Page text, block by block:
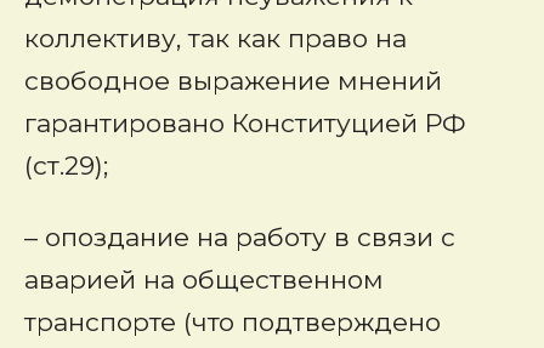
коллективу, так как право на
свободное выражение мнений
гарантировано Конституцией РФ
(ст.29);
– опоздание на работу в связи с
аварией на общественном
транспорте (что подтверждено